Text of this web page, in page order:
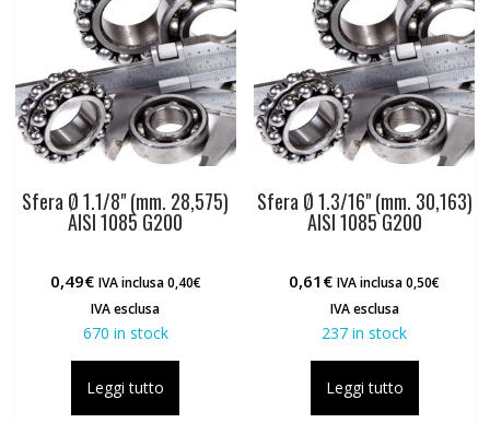
Sfera Ø 1.1/8" (mm. 28,575)
AISI 1085 G200
0,49€ IVA inclusa0,40€
IVA esclusa
670 in stock
Leggi tutto
Sfera Ø 1.3/16" (mm. 30,163)
AISI 1085 G200
0,61 € IVA inclusa0,50€
IVA esclusa
237 in stock
Leggi tutto